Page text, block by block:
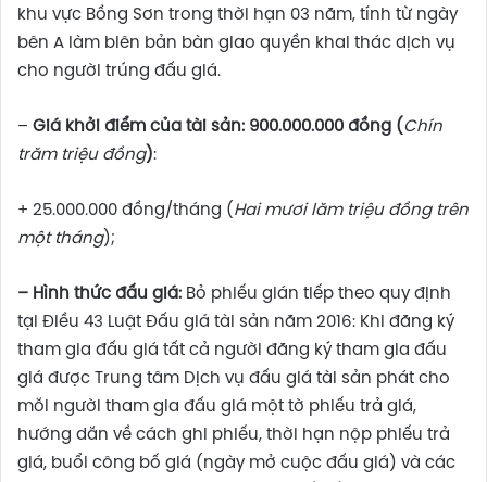
khu vực Bồng Sơn trong thời hạn 03 năm, tính từ ngày
bên A làm biên bản bàn giao quyền khai thác dịch vụ
cho người trúng đấu giá.
– Giá khởi điểm của tài sản: 900.000.000 đồng (Chín
trăm triệu đồng):
+ 25.000.000 đồng/tháng ( Hai mươi lăm triệu đồng trên
một tháng);
– Hình thức đấu giá: Bỏ phiếu gián tiếp theo quy định
tại Điều 43 Luật Đấu giá tài sản năm 2016: Khi đăng ký
tham gia đấu giá tất cả người đăng ký tham gia đấu
giá được Trung tâm Dịch vụ đấu giá tài sản phát cho
mỗi người tham gia đấu giá một tờ phiếu trả giá,
hướng dẫn về cách ghi phiếu, thời hạn nộp phiếu trả
giá, buổi công bố giá (ngày mở cuộc đấu giá) và các